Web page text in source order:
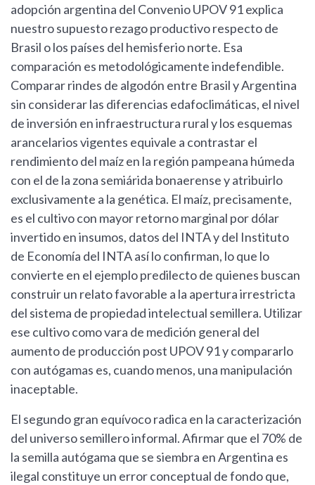
adopción argentina del Convenio UPOV 91 explica
nuestro supuesto rezago productivo respecto de
Brasil o los países del hemisferio norte. Esa
comparación es metodológicamente indefendible.
Comparar rindes de algodón entre Brasil y Argentina
sin considerar las diferencias edafoclimáticas, el nivel
de inversión en infraestructura rural y los esquemas
arancelarios vigentes equivale a contrastar el
rendimiento del maíz en la región pampeana húmeda
con el de la zona semiárida bonaerense y atribuirlo
exclusivamente a la genética. El maíz, precisamente,
es el cultivo con mayor retorno marginal por dólar
invertido en insumos, datos del INTA y del Instituto
de Economía del INTA así lo confirman, lo que lo
convierte en el ejemplo predilecto de quienes buscan
construir un relato favorable a la apertura irrestricta
del sistema de propiedad intelectual semillera. Utilizar
ese cultivo como vara de medición general del
aumento de producción post UPOV 91 y compararlo
con autógamas es, cuando menos, una manipulación
inaceptable.
El segundo gran equívoco radica en la caracterización
del universo semillero informal. Afirmar que el 70% de
la semilla autógama que se siembra en Argentina es
ilegal constituye un error conceptual de fondo que,